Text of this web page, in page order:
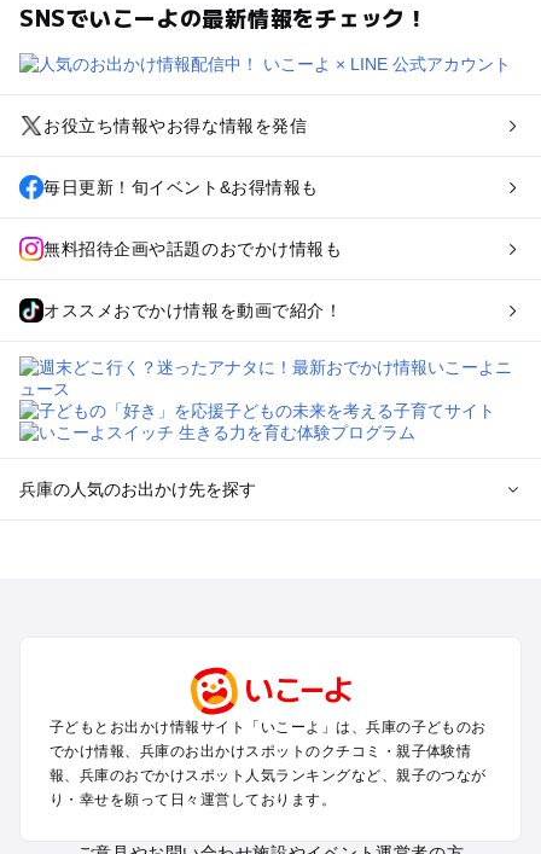
SNSでいこーよの最新情報をチェック！
お役立ち情報やお得な情報を発信
毎日更新！旬イベント&お得情報も
無料招待企画や話題のおでかけ情報も
オススメおでかけ情報を動画で紹介！
兵庫の人気のお出かけ先を探す
淡路島のプールお出かけ
城崎・豊岡・竹野のプールお出かけ
神鍋・養父・和田山・鉢伏のプールお出かけ
香住・湯村・浜坂のプールお出かけ
子どもとお出かけ情報サイト「いこーよ」は、兵庫の子どものお
でかけ情報、兵庫のお出かけスポットのクチコミ・親子体験情
報、兵庫のおでかけスポット人気ランキングなど、親子のつなが
り・幸せを願って日々運営しております。